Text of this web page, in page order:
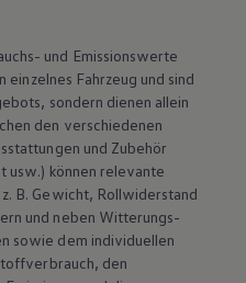
und Emissionswerte
einzelnes Fahrzeug und sind
sondern dienen allein
den verschiedenen
und Zubehör
usw.) können relevante
z. B. Gewicht, Rollwiderstand
und neben Witterungs-
sowie dem individuellen
den